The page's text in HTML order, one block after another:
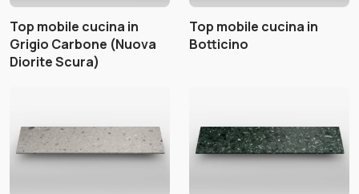
Top mobile cucina in
Grigio Carbone (Nuova
Diorite Scura)
Top mobile cucina in
Botticino